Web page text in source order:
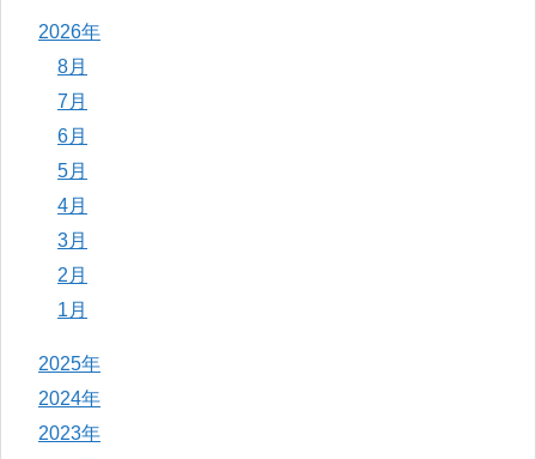
2026年
8月
7月
6月
5月
4月
3月
2月
1月
2025年
2024年
2023年